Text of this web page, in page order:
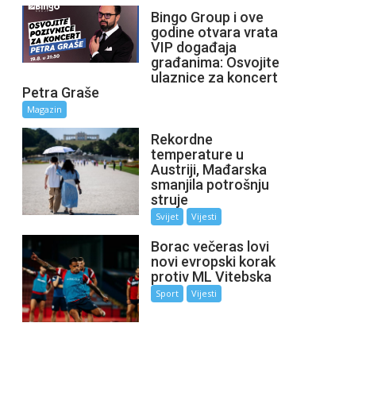
Bingo Group i ove
godine otvara vrata
VIP događaja
građanima: Osvojite
ulaznice za koncert
Petra Graše
Magazin
Rekordne
temperature u
Austriji, Mađarska
smanjila potrošnju
struje
Svijet Vijesti
Borac večeras lovi
novi evropski korak
protiv ML Vitebska
Sport Vijesti